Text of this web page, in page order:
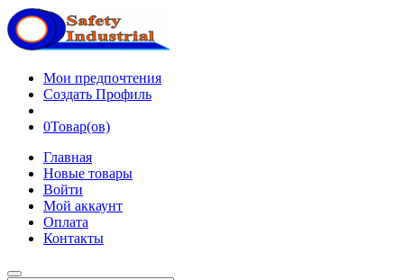
Мои предпочтения
Создать Профиль
0Товар(ов)
Главная
Новые товары
Войти
Мой аккаунт
Оплата
Контакты